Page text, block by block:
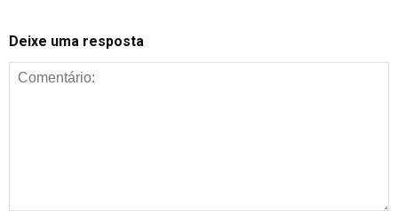
Deixe uma resposta